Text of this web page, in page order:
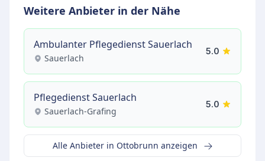
Weitere Anbieter in der Nähe
Ambulanter Pflegedienst Sauerlach
Sauerlach
5.0
Pflegedienst Sauerlach
Sauerlach-Grafing
5.0
Alle Anbieter in Ottobrunn anzeigen